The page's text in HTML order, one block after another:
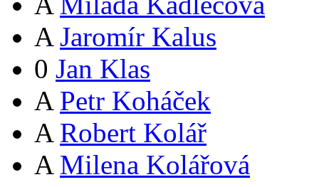
A Jaromír Kalus
0 Jan Klas
A Petr Koháček
A Robert Kolář
A Milena Kolářová